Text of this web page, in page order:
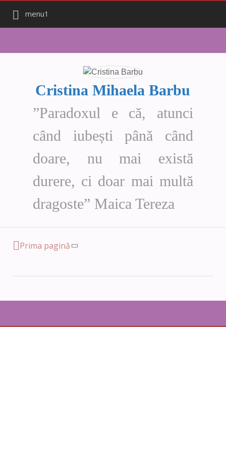
menu1
Cristina Mihaela Barbu
”Paradoxul e că, atunci
când iubești până când
doare, nu mai există
durere, ci doar mai multă
dragoste” Maica Tereza
Prima pagină